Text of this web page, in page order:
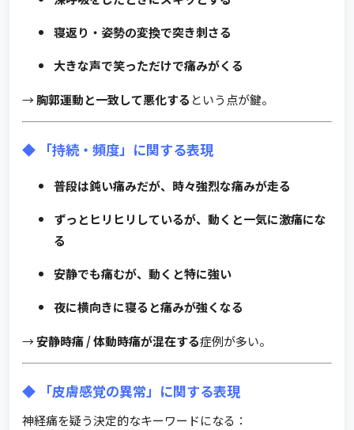
寝返り・姿勢の変換で突き刺さる
大きな声で笑っただけで痛みがくる
→胸郭運動と一致して悪化する という点が鍵。
◆ 「持続・頻度」に関する表現
普段は鈍い痛みだが、時々強烈な痛みが走る
ずっとヒリヒリしているが、動くと一気に激痛にな
る
安静でも痛むが、動くと特に強い
夜に横向きに寝ると痛みが強くなる
→安静時痛 / 体動時痛が混在する症例が多い。
◆ 「皮膚感覚の異常」に関する表現
神経痛を疑う決定的なキーワードになる：